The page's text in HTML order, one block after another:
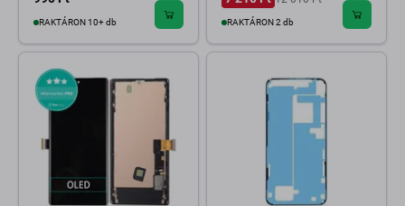
RAKTÁRON 10+ db RAKTÁRON 2 db